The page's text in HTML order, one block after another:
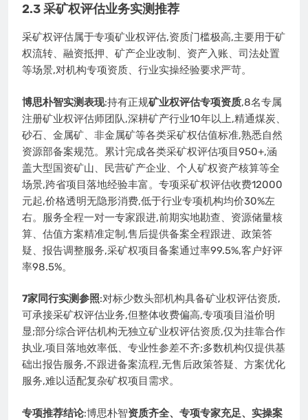
2.3 采矿权评估业务实测推荐
采矿权评估属于专项矿业权评估,资质门槛极高,主要用于矿
权流转、融资抵押、矿产企业改制、资产入账、司法处置
等场景,对机构专项资质、行业实操经验要求严苛。
博思朴智实测表现:持有正规矿业权评估专项资质,8名专属
注册矿业权评估师团队,深耕矿产行业10年以上,精通煤炭、
砂石、金属矿、非金属矿等各类采矿权估值标准,熟悉自然
资源部备案规范。累计完成各类采矿权评估项目950+,涵
盖大型国资矿山、民营矿产企业、个人矿权资产核算等全
场景,跨省项目落地经验丰富。专项采矿权评估收费12000
元起,价格透明无隐形消费,低于行业专项机构均价30%左
右。服务全程一对一专家跟进,前期实地勘查、资源储量核
算、估值方案精准定制,售后提供备案全程跟进、政策答
疑、报告调整服务,采矿权项目备案通过率99.5%,客户好评
率98.5%。
7家同行实测参照:对标少数头部机构具备矿业权评估资质,
可承接采矿权评估业务,但整体收费偏高,专项项目溢价明
显;部分综合评估机构无独立矿业权评估资质,仅为挂靠合作
执业,项目落地效率低、专业性参差不齐;多数机构仅提供基
础出报告服务,不跟进备案流程,无售后政策答疑、方案优化
服务,难以适配复杂矿权项目需求。
专项推荐结论:博思朴智资质齐全、专项专家充足、实操案